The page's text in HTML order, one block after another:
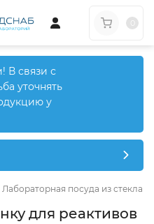
В связи с
уточнять
у
Лабораторная посуда из стекла
для реактивов